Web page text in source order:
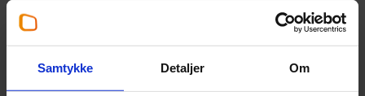
Samtykke Detaljer Om
Dataindsamling i 2024, rapportering i 2025.
Andre store virksomheder med over 250 ansatte og
deres datterselskaber: Dataindsamling i 2025,